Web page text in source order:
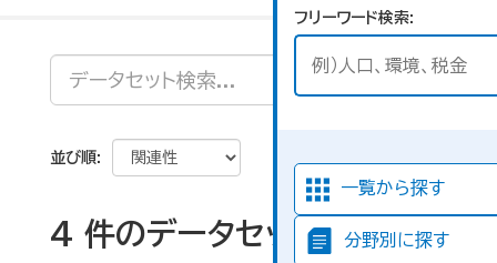
フリーワード検索
一覧から探す
分野別に探す
並び順
4 件のデータセットが見つか